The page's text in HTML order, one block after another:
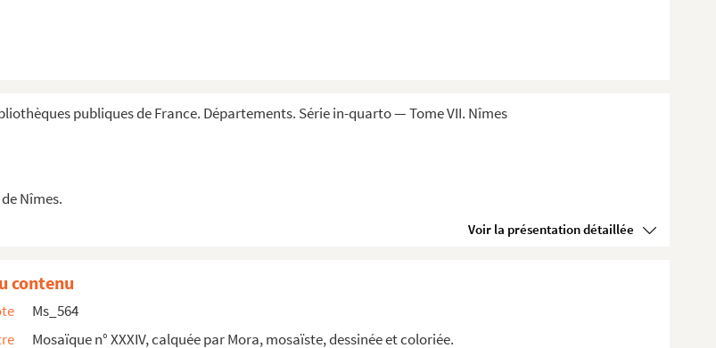
publiques de France. Départements. Série in-quarto — Tome VII. Nîmes
Nîmes.
Voir la présentation détaillée
places publiques et rues ...
d'Orange, et des maisons qu...
contenu
Ms_564
Mosaïque n° XXXIV, calquée par Mora, mosaïste, dessinée et coloriée.